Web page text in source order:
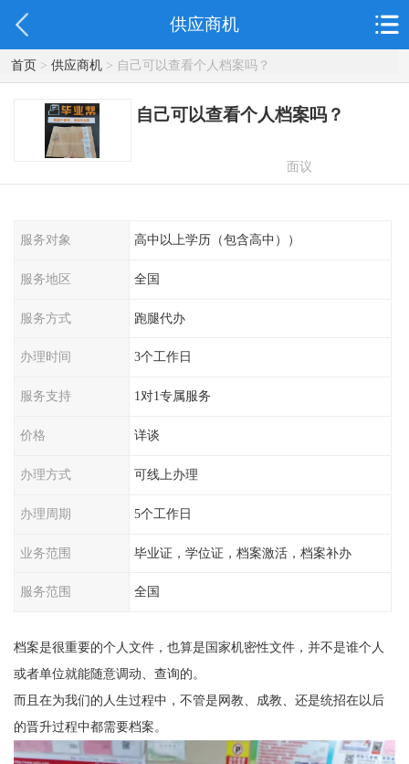
供应商机
首页> 供应商机> 自己可以查看个人档案吗？
自己可以查看个人档案吗？
面议
服务对象 高中以上学历（包含高中））
服务地区 全国
服务方式 跑腿代办
办理时间 3个工作日
服务支持 1对1专属服务
价格 详谈
办理方式 可线上办理
办理周期 5个工作日
业务范围 毕业证，学位证，档案激活，档案补办
服务范围 全国
档案是很重要的个人文件，也算是国家机密性文件，并不是谁个人
或者单位就能随意调动、查询的。
而且在为我们的人生过程中，不管是网教、成教、还是统招在以后
的晋升过程中都需要档案。